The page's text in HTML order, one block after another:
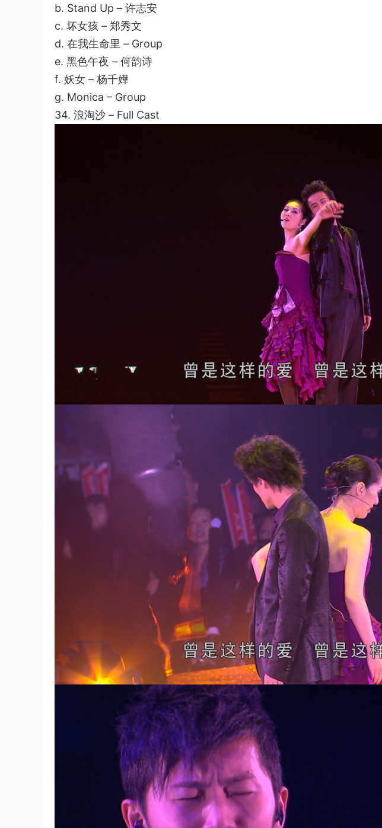
b. Stand Up – 许志安
c. 坏女孩 – 郑秀文
d. 在我生命里 – Group
e. 黑色午夜 – 何韵诗
f. 妖女 – 杨千嬅
g. Monica – Group
34. 浪淘沙 – Full Cast